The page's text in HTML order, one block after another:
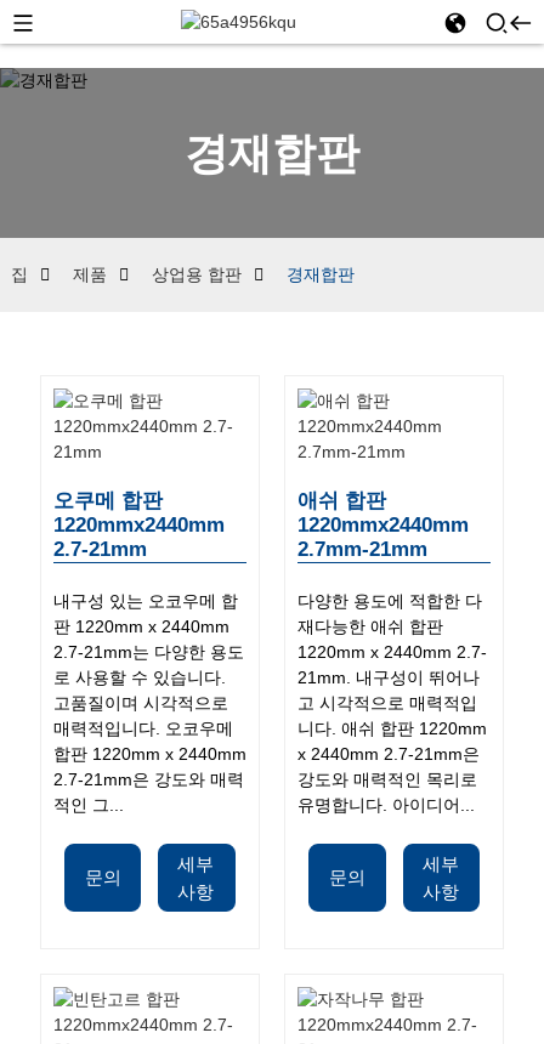
경재합판
집 제품 상업용 합판 경재합판
오쿠메 합판
1220mmx2440mm
2.7-21mm
내구성 있는 오코우메 합
판 1220mm x 2440mm
2.7-21mm는 다양한 용도
로 사용할 수 있습니다.
고품질이며 시각적으로
매력적입니다. 오코우메
합판 1220mm x 2440mm
2.7-21mm은 강도와 ​​매력
적인 그...
문의
세부
사항
애쉬 합판
1220mmx2440mm
2.7mm-21mm
다양한 용도에 적합한 다
재다능한 애쉬 합판
1220mm x 2440mm 2.7-
21mm. 내구성이 뛰어나
고 시각적으로 매력적입
니다. 애쉬 합판 1220mm
x 2440mm 2.7-21mm은
강도와 ​​매력적인 목리로
유명합니다. 아이디어...
문의
세부
사항